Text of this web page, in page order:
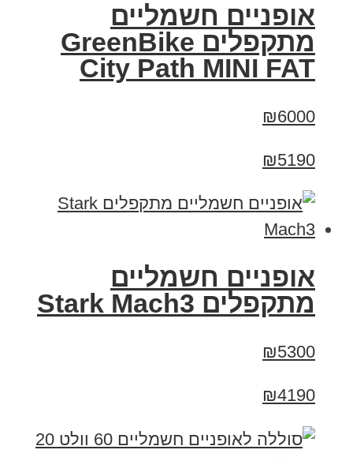
אופניים חשמליים
‏מתקפלים GreenBike
City Path MINI FAT
₪6000
₪5190
‏אופניים חשמליים
‏מתקפלים Stark Mach3
₪5300
₪4190